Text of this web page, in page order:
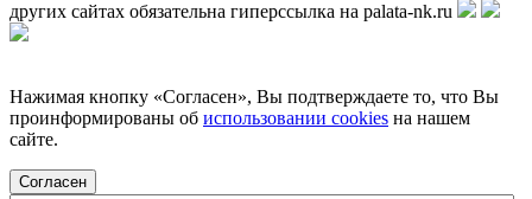
других сайтах обязательна гиперссылка на palata-nk.ru
Нажимая кнопку «Согласен», Вы подтверждаете то, что Вы
проинформированы об использовании cookies на нашем
сайте.
Согласен